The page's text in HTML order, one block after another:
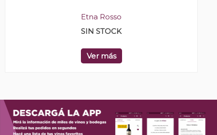
Etna Rosso
SIN STOCK
Ver más